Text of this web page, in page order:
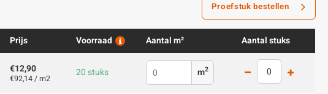
Proefstuk bestellen
Prijs Voorraad Aantal m² Aantal stuks
€12,90
€92,14 / m2 20 stuks m2